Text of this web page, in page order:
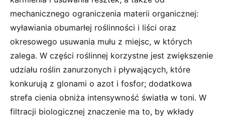
mechanicznego ograniczenia materii organicznej:
wyławiania obumarłej roślinności i liści oraz
okresowego usuwania mułu z miejsc, w których
zalega. W części roślinnej korzystne jest zwiększenie
udziału roślin zanurzonych i pływających, które
konkurują z glonami o azot i fosfor; dodatkowa
strefa cienia obniża intensywność światła w toni. W
filtracji biologicznej znaczenie ma to, by wkłady